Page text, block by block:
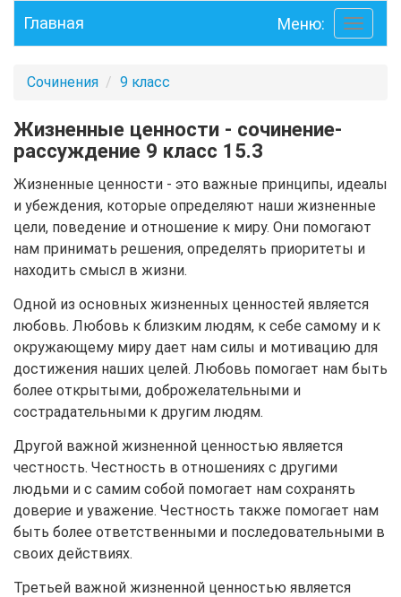
Toggle
Главная Меню:
Сочинения 9 класс
Жизненные ценности - сочинение-
рассуждение 9 класс 15.3
Жизненные ценности - это важные принципы, идеалы
и убеждения, которые определяют наши жизненные
цели, поведение и отношение к миру. Они помогают
нам принимать решения, определять приоритеты и
находить смысл в жизни.
Одной из основных жизненных ценностей является
любовь. Любовь к близким людям, к себе самому и к
окружающему миру дает нам силы и мотивацию для
достижения наших целей. Любовь помогает нам быть
более открытыми, доброжелательными и
сострадательными к другим людям.
Другой важной жизненной ценностью является
честность. Честность в отношениях с другими
людьми и с самим собой помогает нам сохранять
доверие и уважение. Честность также помогает нам
быть более ответственными и последовательными в
своих действиях.
Третьей важной жизненной ценностью является